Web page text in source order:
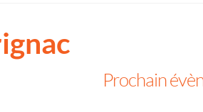
Prochain